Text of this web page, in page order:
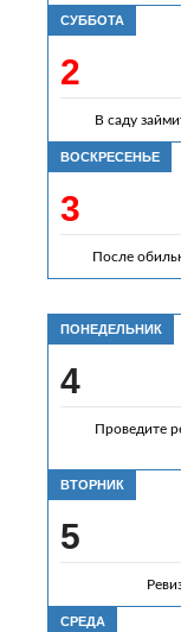
СУББОТА
2
В саду
ВОСКРЕСЕНЬЕ
3
После
ПОНЕДЕЛЬНИК
4
Проведите
ВТОРНИК
5
СРЕДА